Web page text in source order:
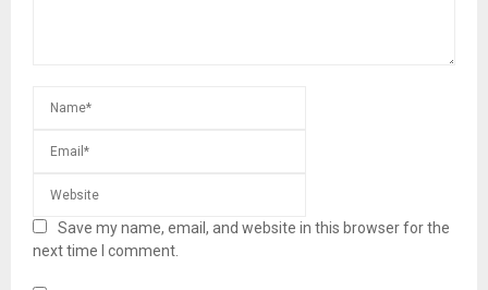
Save my name, email, and website in this browser for the
next time I comment.